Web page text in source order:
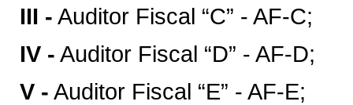
III - Auditor Fiscal “C” - AF-C;
IV - Auditor Fiscal “D” - AF-D;
V - Auditor Fiscal “E” - AF-E;